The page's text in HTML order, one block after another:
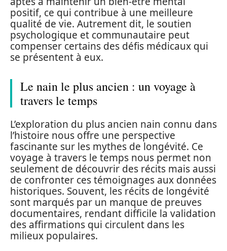
positif, ce qui contribue à une meilleure
qualité de vie. Autrement dit, le soutien
psychologique et communautaire peut
compenser certains des défis médicaux qui
se présentent à eux.
Le nain le plus ancien : un voyage à
travers le temps
L’exploration du plus ancien nain connu dans
l’histoire nous offre une perspective
fascinante sur les mythes de longévité. Ce
voyage à travers le temps nous permet non
seulement de découvrir des récits mais aussi
de confronter ces témoignages aux données
historiques. Souvent, les récits de longévité
sont marqués par un manque de preuves
documentaires, rendant difficile la validation
des affirmations qui circulent dans les
milieux populaires.